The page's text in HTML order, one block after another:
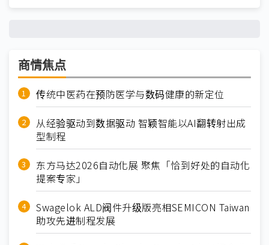
商情焦点
传统中医药在预防医学与数码健康的新定位
从经验驱动到数据驱动 智颖智能以AI翻转射出成
型制程
东方马达2026自动化展 聚焦「恰到好处的自动化
提案专家」
Swagelok ALD阀件升级版亮相SEMICON Taiwan
助攻先进制程发展